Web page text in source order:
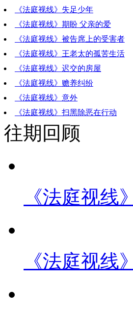
《法庭视线》失足少年
《法庭视线》期盼 父亲的爱
《法庭视线》被告席上的受害者
《法庭视线》王老太的孤苦生活
《法庭视线》迟交的房屋
《法庭视线》赡养纠纷
《法庭视线》意外
《法庭视线》扫黑除恶在行动
往期回顾
《法庭视线
《法庭视线